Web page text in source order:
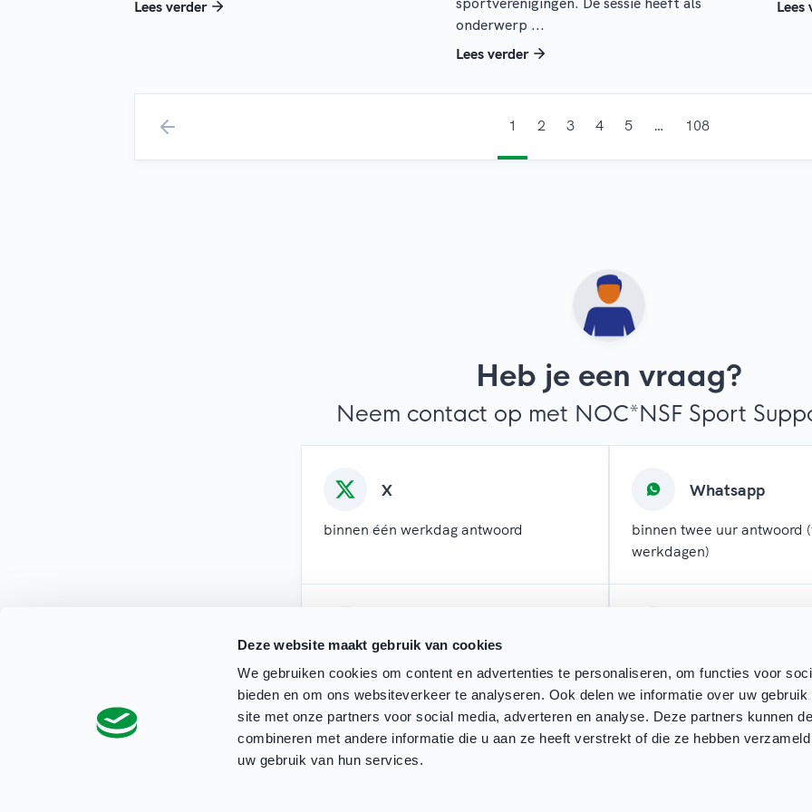
Deze website maakt gebruik van cookies
We gebruiken cookies om content en advertenties te personaliseren, om functies voor
bieden en om ons websiteverkeer te analyseren. Ook delen we informatie over uw gebruik
site met onze partners voor social media, adverteren en analyse. Deze partners kunnen
combineren met andere informatie die u aan ze heeft verstrekt of die ze hebben
uw gebruik van hun services.
Lees verder
onderwerp ...
Lees verder
Lees
1 2 3 4 5 … 108
Heb je een vraag?
Neem contact op met NOC*NSF Sport
X
binnen één werkdag antwoord
Whatsapp
binnen twee uur antwoord
werkdagen)
binnen twee werkdagen antwoord direct antwoord (tijdens